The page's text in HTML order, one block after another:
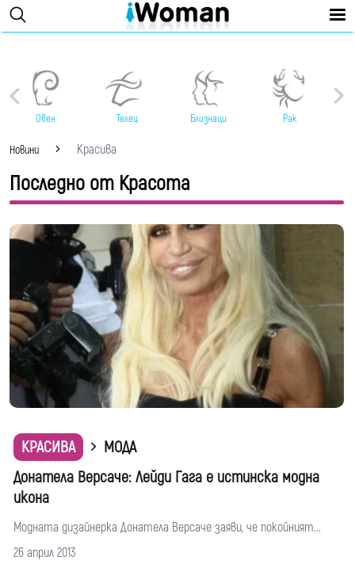
Овен Телец Близнаци Рак
Новини Красива
Последно от Красота
КРАСИВА
МОДА
Донатела Версаче: Лейди Гага е истинска модна
икона
Модната дизайнерка Донатела Версаче заяви, че покойният...
26 април 2013